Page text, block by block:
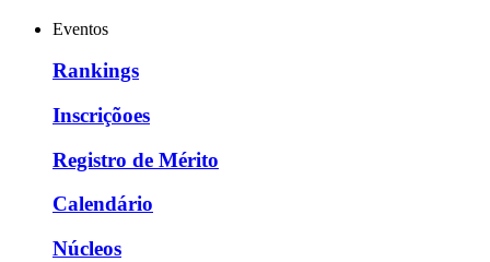
Eventos
Rankings
Inscriçõoes
Registro de Mérito
Calendário
Núcleos